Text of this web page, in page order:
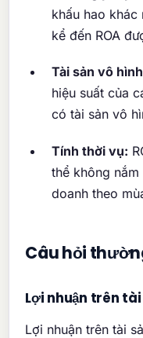
khấu hao khác
kể đến ROA
Tài sản vô
hiệu suất của
có tài sản vô
Tính thời vụ:
thể không
doanh theo
Câu hỏi
Lợi nhuận trên
Lợi nhuận trên tài